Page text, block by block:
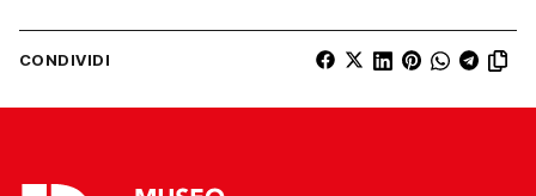
CONDIVIDI